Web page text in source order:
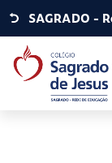
SAGRADO -